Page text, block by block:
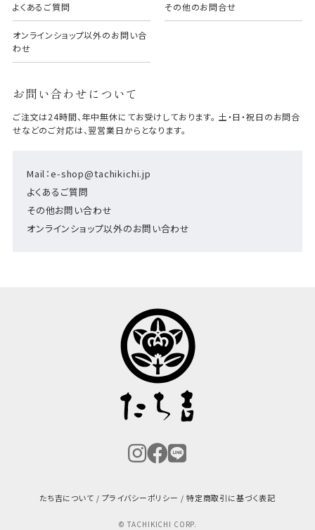
よくあるご質問 その他のお問合せ
オンラインショップ以外のお問い合
わせ
お問い合わせについて
Mail：e-shop@tachikichi.jp
よくあるご質問
その他お問い合わせ
オンラインショップ以外のお問い合わせ
ご注文は24時間、年中無休にてお受けしております。 土・日・祝日のお問合
せなどのご対応は、翌営業日からとなります。
たち吉について プライバシーポリシー 特定商取引に基づく表記
© TACHIKICHI CORP.